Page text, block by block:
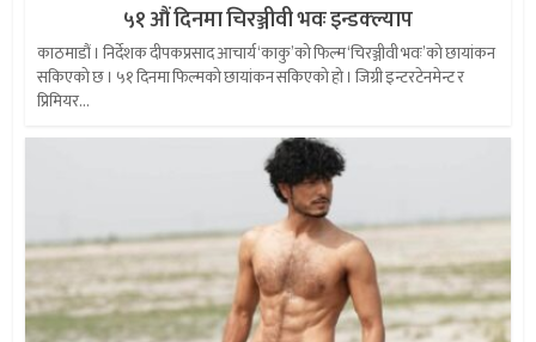
५१ औं दिनमा चिरञ्जीवी भवः इन्डक्ल्याप
काठमाडौं । निर्देशक दीपकप्रसाद आचार्य ‘काकु’को फिल्म ‘चिरञ्जीवी भवः’को छायांकन
सकिएको छ । ५१ दिनमा फिल्मको छायांकन सकिएको हो । जिग्री इन्टरटेनमेन्ट र
प्रिमियर...